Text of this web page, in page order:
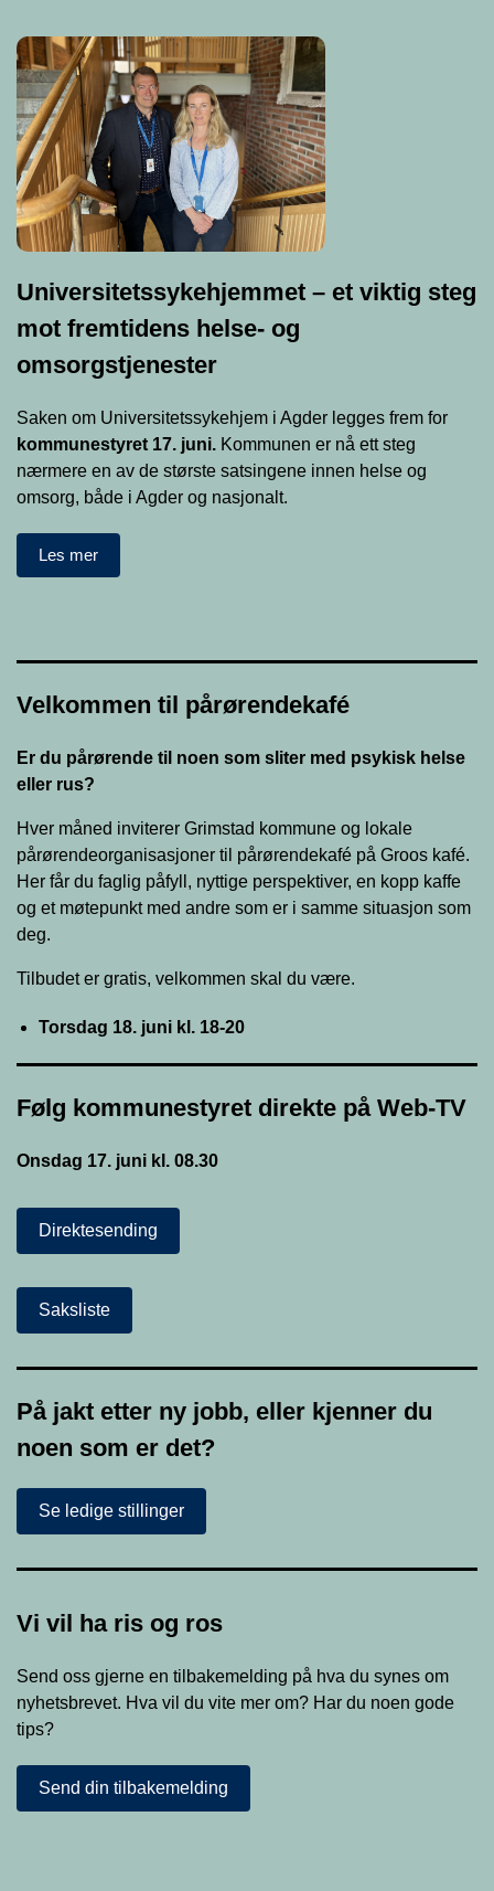
Universitetssykehjemmet – et viktig steg
mot fremtidens helse- og
omsorgstjenester
Saken om Universitetssykehjem i Agder legges frem for
kommunestyret 17. juni. Kommunen er nå ett steg
nærmere en av de største satsingene innen helse og
omsorg, både i Agder og nasjonalt.
Les mer
Velkommen til pårørendekafé
Er du pårørende til noen som sliter med psykisk helse
eller rus?
Hver måned inviterer Grimstad kommune og lokale
pårørendeorganisasjoner til pårørendekafé på Groos kafé.
Her får du faglig påfyll, nyttige perspektiver, en kopp kaffe
og et møtepunkt med andre som er i samme situasjon som
deg.
Tilbudet er gratis, velkommen skal du være.
Torsdag 18. juni kl. 18-20
Følg kommunestyret direkte på Web-TV
Onsdag 17. juni kl. 08.30
Direktesending
Saksliste
På jakt etter ny jobb, eller kjenner du
noen som er det?
Se ledige stillinger
Vi vil ha ris og ros
Send oss gjerne en tilbakemelding på hva du synes om
nyhetsbrevet. Hva vil du vite mer om? Har du noen gode
tips?
Send din tilbakemelding